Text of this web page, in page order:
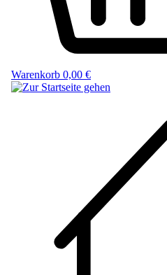
Warenkorb 0,00 €